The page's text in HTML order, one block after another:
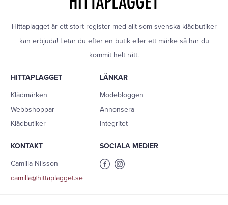
Hittaplagget är ett stort register med allt som svenska klädbutiker
kan erbjuda! Letar du efter en butik eller ett märke så har du
kommit helt rätt.
HITTAPLAGGET
Klädmärken
Webbshoppar
Klädbutiker
LÄNKAR
Modebloggen
Annonsera
Integritet
KONTAKT
Camilla Nilsson
camilla@hittaplagget.se
SOCIALA MEDIER